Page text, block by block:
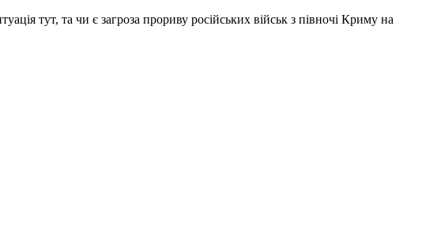
тут, та чи є загроза прориву російських військ з півночі Криму на